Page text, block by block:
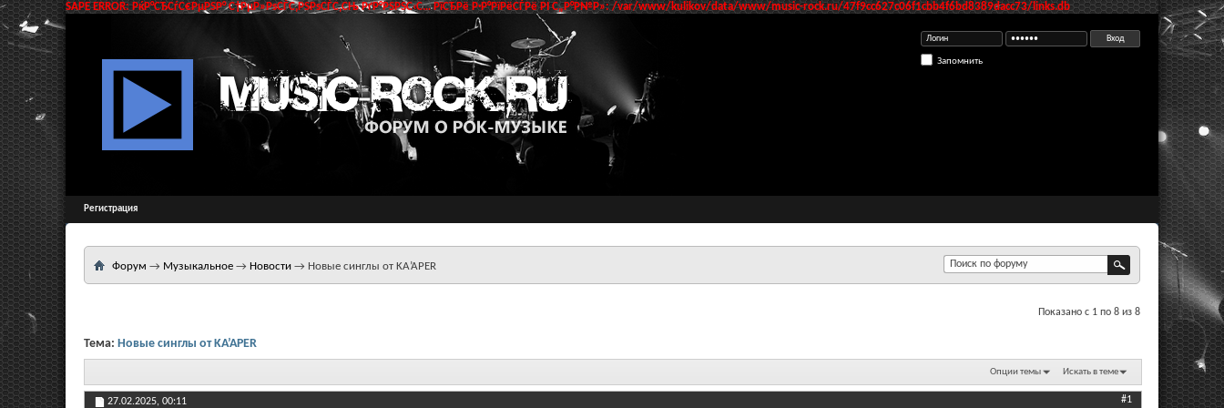
SAPE ERROR: РќР°СЂСѓС€РµРЅР° С†РµР»РѕСЃС‚РЅРѕСЃС‚СЊ РґР°РЅРЅС‹С… РїСЂРё Р·Р°РїРёСЃРё РІ С„Р°Р№Р»: /var/www/kulikov/data/www/music-rock.ru/47f9cc627c06f1cbb4f6bd8389dacc73/links.db
Запомнить
Регистрация
Форум → Музыкальное → Новости → Новые синглы от KA’APER
Показано с 1 по 8 из 8
Тема: Новые синглы от KA’APER
Опции темы Искать в теме
27.02.2025, 00:11 #1